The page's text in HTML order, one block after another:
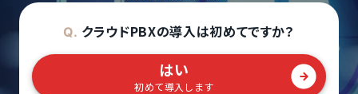
Q. クラウドPBXの導入は初めてですか？
はい
初めて導入します